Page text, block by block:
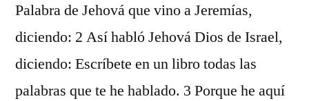
Palabra de Jehová que vino a Jeremías,
diciendo: 2 Así habló Jehová Dios de Israel,
diciendo: Escríbete en un libro todas las
palabras que te he hablado. 3 Porque he aquí